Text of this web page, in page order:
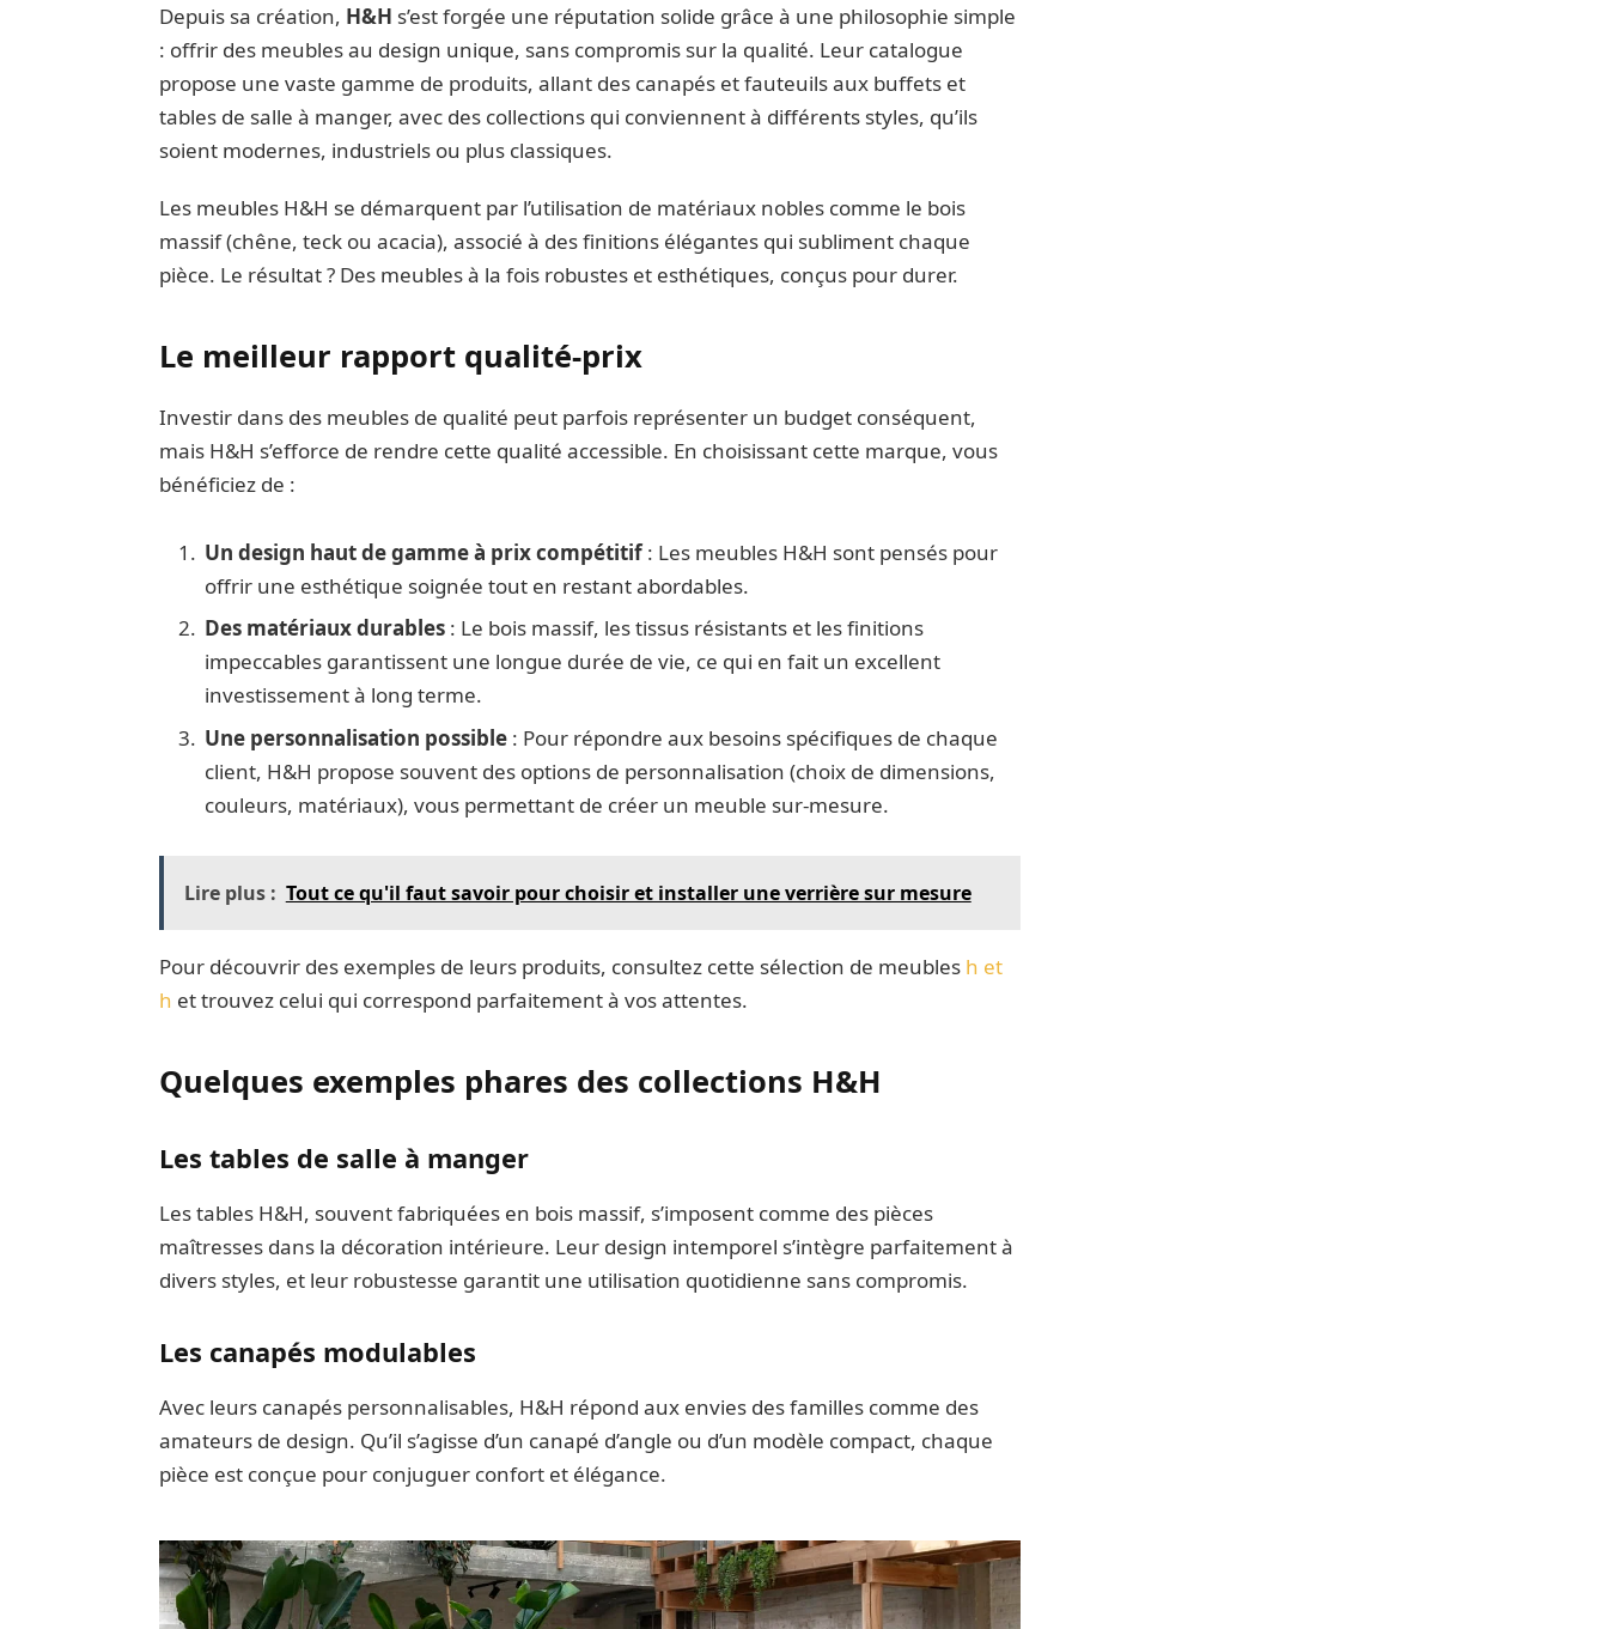
Depuis sa création, H&H s’est forgée une réputation solide grâce à une philosophie simple
: offrir des meubles au design unique, sans compromis sur la qualité. Leur catalogue
propose une vaste gamme de produits, allant des canapés et fauteuils aux buffets et
tables de salle à manger, avec des collections qui conviennent à différents styles, qu’ils
soient modernes, industriels ou plus classiques.
Les meubles H&H se démarquent par l’utilisation de matériaux nobles comme le bois
massif (chêne, teck ou acacia), associé à des finitions élégantes qui subliment chaque
pièce. Le résultat ? Des meubles à la fois robustes et esthétiques, conçus pour durer.
Le meilleur rapport qualité-prix
Investir dans des meubles de qualité peut parfois représenter un budget conséquent,
mais H&H s’efforce de rendre cette qualité accessible. En choisissant cette marque, vous
bénéficiez de :
Un design haut de gamme à prix compétitif: Les meubles H&H sont pensés pour
offrir une esthétique soignée tout en restant abordables.
Des matériaux durables: Le bois massif, les tissus résistants et les finitions
impeccables garantissent une longue durée de vie, ce qui en fait un excellent
investissement à long terme.
Une personnalisation possible: Pour répondre aux besoins spécifiques de chaque
client, H&H propose souvent des options de personnalisation (choix de dimensions,
couleurs, matériaux), vous permettant de créer un meuble sur-mesure.
Lire plus : Tout ce qu'il faut savoir pour choisir et installer une verrière sur mesure
Pour découvrir des exemples de leurs produits, consultez cette sélection de meubles h et
h et trouvez celui qui correspond parfaitement à vos attentes.
Quelques exemples phares des collections H&H
Les tables de salle à manger
Les tables H&H, souvent fabriquées en bois massif, s’imposent comme des pièces
maîtresses dans la décoration intérieure. Leur design intemporel s’intègre parfaitement à
divers styles, et leur robustesse garantit une utilisation quotidienne sans compromis.
Les canapés modulables
Avec leurs canapés personnalisables, H&H répond aux envies des familles comme des
amateurs de design. Qu’il s’agisse d’un canapé d’angle ou d’un modèle compact, chaque
pièce est conçue pour conjuguer confort et élégance.